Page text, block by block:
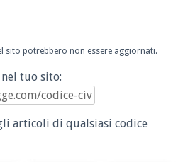
sito potrebbero non essere aggiornati.
tuo sito:
articoli di qualsiasi codice